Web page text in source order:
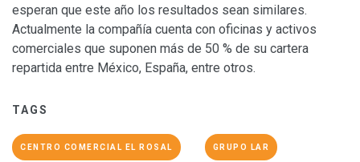
esperan que este año los resultados sean similares.
Actualmente la compañía cuenta con oficinas y activos
comerciales que suponen más de 50 % de su cartera
repartida entre México, España, entre otros.
TAGS
CENTRO COMERCIAL EL ROSAL GRUPO LAR